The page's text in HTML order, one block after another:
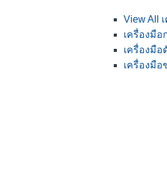
View All
เครื่องมือ
เครื่องมื
เครื่องมือ